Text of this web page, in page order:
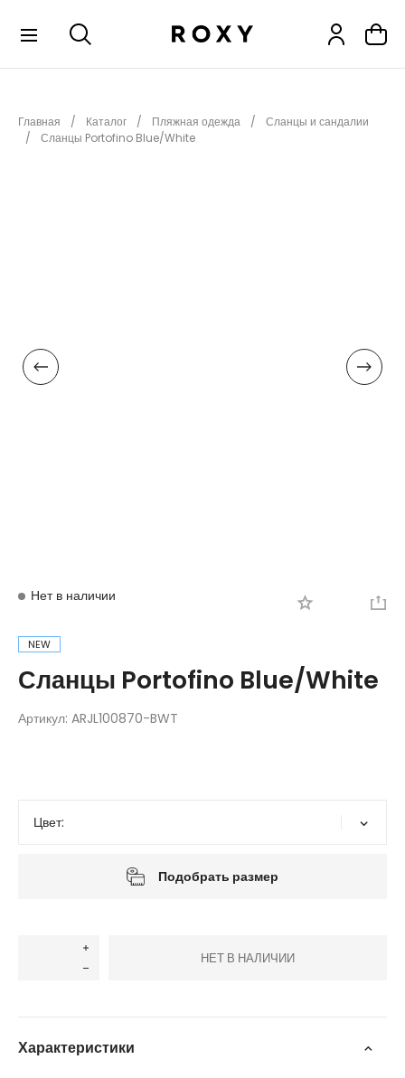
НОВИНКИ
АКСЕССУАРЫ
Главная Каталог Пляжная одежда
Сланцы и сандалии
Сланцы Portofino Blue/White
Нет в наличии
NEW
Сланцы Portofino Blue/White
Артикул: ARJL100870-BWT
Цвет:
Подобрать размер
НЕТ В НАЛИЧИИ
Характеристики